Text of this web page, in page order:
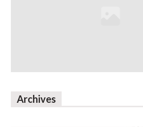
Archives